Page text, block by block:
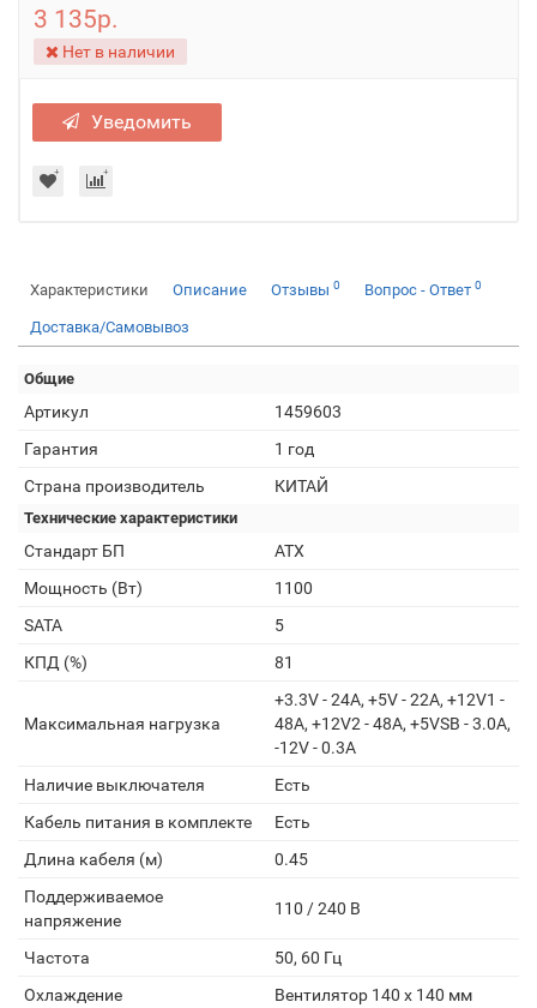
3 135р.
Нет в наличии
Уведомить
Характеристики Описание Отзывы 0 Вопрос - Ответ 0
Доставка/Самовывоз
Общие
Артикул
1459603
Гарантия
1 год
Страна производитель
КИТАЙ
Технические характеристики
Стандарт БП
ATX
Мощность (Вт)
1100
SATA
5
КПД (%)
81
Максимальная нагрузка
+3.3V - 24A, +5V - 22A, +12V1 -
48A, +12V2 - 48A, +5VSB - 3.0A,
-12V - 0.3A
Наличие выключателя
Есть
Кабель питания в комплекте
Есть
Длина кабеля (м)
0.45
Поддерживаемое
напряжение
110 / 240 В
Частота
50, 60 Гц
Охлаждение
Вентилятор 140 x 140 мм